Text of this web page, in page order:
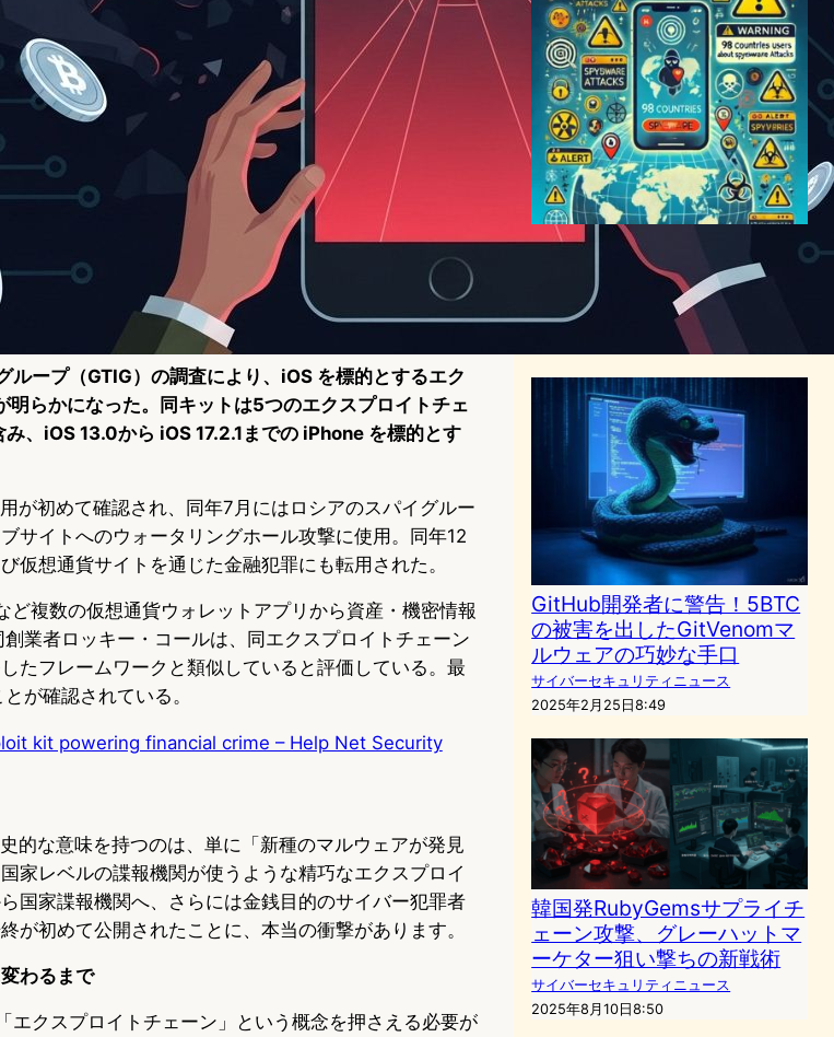
ープ（GTIG）の調査により、iOS を標的とするエク
らかになった。同キットは5つのエクスプロイトチェ
、iOS 13.0から iOS 17.2.1までの iPhone を標的とす
が初めて確認され、同年7月にはロシアのスパイグルー
サイトへのウォータリングホール攻撃に使用。同年12
仮想通貨サイトを通じた金融犯罪にも転用された。
複数の仮想通貨ウォレットアプリから資産・機密情報
業者ロッキー・コールは、同エクスプロイトチェーン
たフレームワークと類似していると評価している。最
が確認されている。
kit powering financial crime – Help Net Security
的な意味を持つのは、単に「新種のマルウェアが発見
家レベルの諜報機関が使うような精巧なエクスプロイ
国家諜報機関へ、さらには金銭目的のサイバー犯罪者
初めて公開されたことに、本当の衝撃があります。
わるまで
エクスプロイトチェーン」という概念を押さえる必要が
Apple、98カ国のiPhoneユー
ザーにスパイウェア攻撃警告
を発信
サイバーセキュリティニュース
GitHub開発者に警告！5BTC
の被害を出したGitVenomマ
ルウェアの巧妙な手口
サイバーセキュリティニュース
2025年2月25日8:49
韓国発RubyGemsサプライチ
ェーン攻撃、グレーハットマ
ーケター狙い撃ちの新戦術
サイバーセキュリティニュース
2025年8月10日8:50